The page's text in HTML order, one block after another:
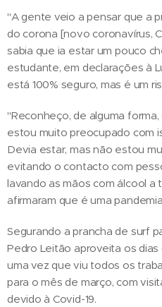
"A gente veio a pensar que a
do corona [novo coronavírus,
sabia que ia estar um pouco
estudante, em declarações à
está 100% seguro, mas é um
"Reconheço, de alguma
estou muito preocupado com
Devia estar, mas não estou
evitando o contacto com
lavando as mãos com álcool a
afirmaram que é uma
Segurando a prancha de surf
Pedro Leitão aproveita os dias
uma vez que viu todos os
para o mês de março, com
devido à Covid-19.